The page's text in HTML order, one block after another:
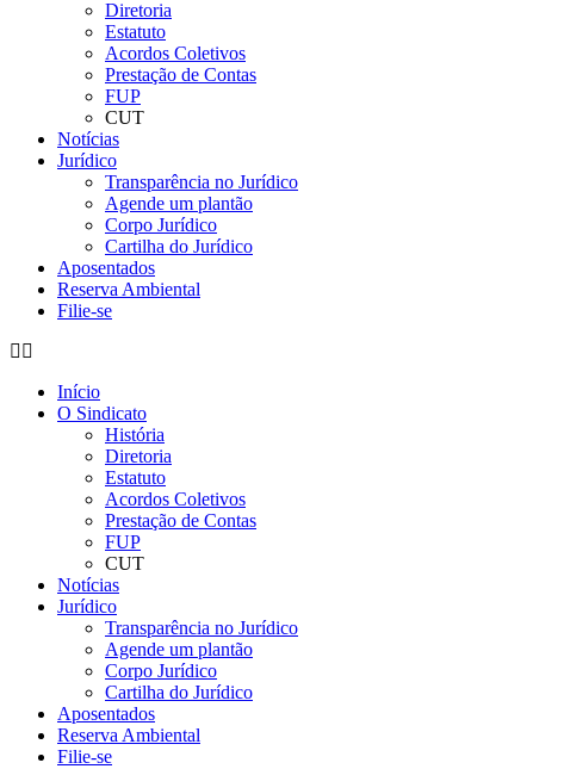
Diretoria
Estatuto
Acordos Coletivos
Prestação de Contas
FUP
CUT
Notícias
Jurídico
Transparência no Jurídico
Agende um plantão
Corpo Jurídico
Cartilha do Jurídico
Aposentados
Reserva Ambiental
Filie-se
Início
O Sindicato
História
Diretoria
Estatuto
Acordos Coletivos
Prestação de Contas
FUP
CUT
Notícias
Jurídico
Transparência no Jurídico
Agende um plantão
Corpo Jurídico
Cartilha do Jurídico
Aposentados
Reserva Ambiental
Filie-se